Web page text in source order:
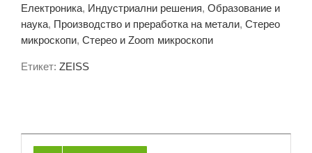
Електроника, Индустриални решения, Образование и
наука, Производство и преработка на метали, Стерео
микроскопи, Стерео и Zoom микроскопи
Етикет: ZEISS